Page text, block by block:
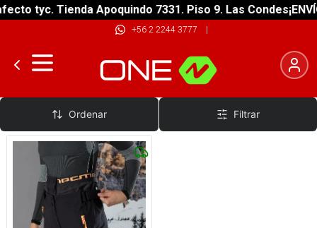
tyc. Tienda Apoquindo 7331. Piso 9. Las Condes
+56 2 2244 3777 |
Montaña
Ordenar Filtrar